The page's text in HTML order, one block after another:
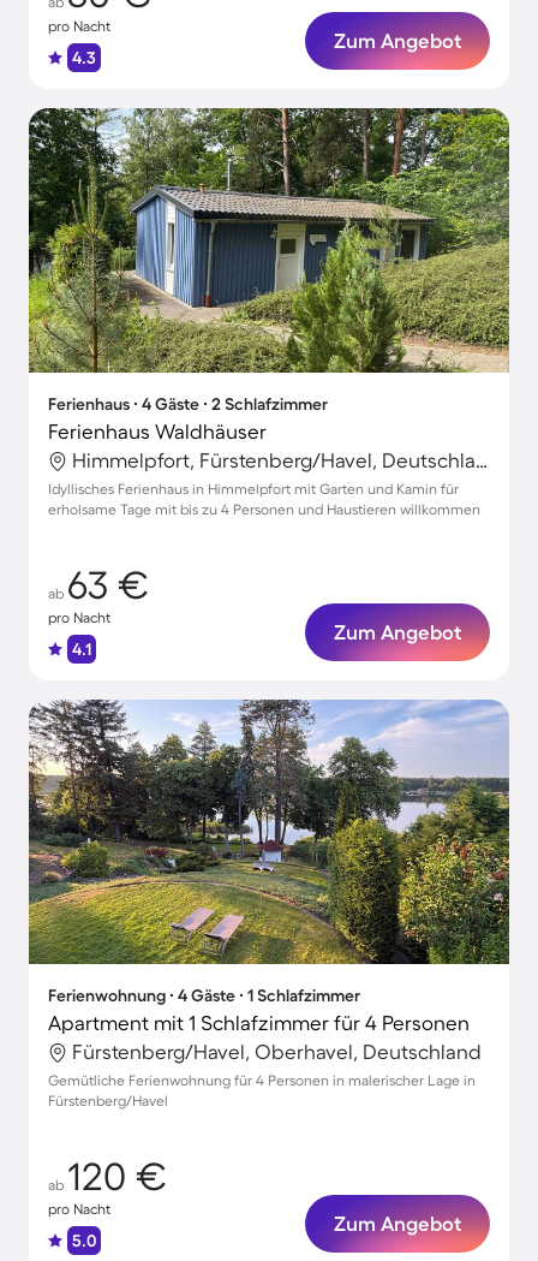
pro Nacht
4.3
Zum Angebot
Ferienhaus ∙ 4 Gäste ∙ 2 Schlafzimmer
Ferienhaus Waldhäuser
Himmelpfort, Fürstenberg/Havel, Deutschland
Idyllisches Ferienhaus in Himmelpfort mit Garten und Kamin für
erholsame Tage mit bis zu 4 Personen und Haustieren willkommen
ab 63 €
pro Nacht
4.1
Zum Angebot
Ferienwohnung ∙ 4 Gäste ∙ 1 Schlafzimmer
Apartment mit 1 Schlafzimmer für 4 Personen
Fürstenberg/Havel, Oberhavel, Deutschland
Gemütliche Ferienwohnung für 4 Personen in malerischer Lage in
Fürstenberg/Havel
ab 120 €
pro Nacht
5.0
Zum Angebot